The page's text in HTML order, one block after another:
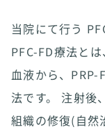
当院にて行う
PFC-FD療法と
血液から、PRP-
法です。 注射後
組織の修復(自然